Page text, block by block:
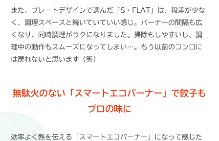
また、プレートデザインで選んだ「S・FLAT」は、段差が少な
く、調理スペースと続いていていい感じ。バーナーの間隔も広
くなり、同時調理がラクになりました。掃除もしやすいし、調
理中の動作もスムーズになってしまい…。もう以前のコンロに
は戻れないと思います（笑）
無駄火のない「スマートエコバーナー」で餃子も
プロの味に
効率よく熱を伝える「スマートエコバーナー」になって感じた